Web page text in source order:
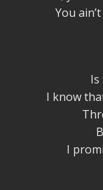
You
I know
I